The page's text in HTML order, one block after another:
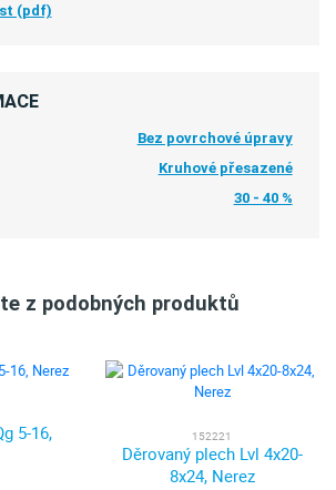
(pdf)
Bez povrchové úpravy
Kruhové přesazené
30 - 40 %
z podobných produktů
5-16,
152221
Děrovaný plech Lvl 4x20-
8x24, Nerez